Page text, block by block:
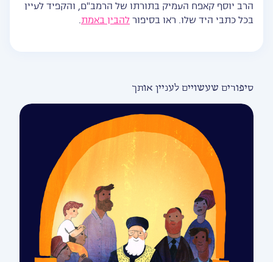
הרב יוסף קאפח העמיק בתורתו של הרמב"ם, והקפיד לעיין
בכל כתבי היד שלו. ראו בסיפור להבין באמת.
סיפורים שעשויים לעניין אותך